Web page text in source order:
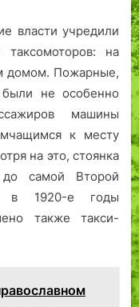
власти учредили
на
домом. Пожарные,
не особенно
машины
к месту
на это, стоянка
до самой Второй
в 1920-е годы
также такси-